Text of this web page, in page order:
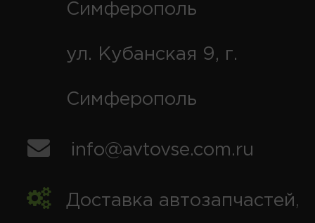
Симферополь
ул. Кубанская 9, г.
Симферополь
info@avtovse.com.ru
Доставка автозапчастей,